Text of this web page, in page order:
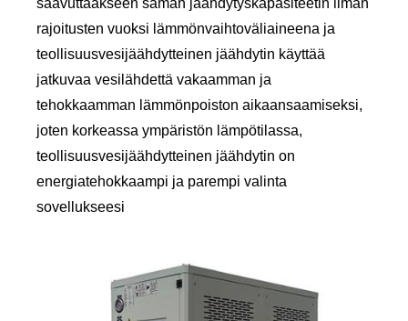
saavuttaakseen saman jäähdytyskapasiteetin ilman
rajoitusten vuoksi lämmönvaihtoväliaineena ja
teollisuusvesijäähdytteinen jäähdytin käyttää
jatkuvaa vesilähdettä vakaamman ja
tehokkaamman lämmönpoiston aikaansaamiseksi,
joten korkeassa ympäristön lämpötilassa,
teollisuusvesijäähdytteinen jäähdytin on
energiatehokkaampi ja parempi valinta
sovellukseesi